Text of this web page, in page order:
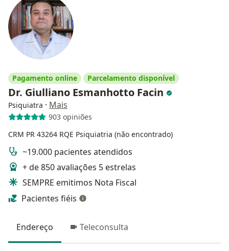
Pagamento online Parcelamento disponível
Dr. Giulliano Esmanhotto Facin
Psiquiatra · Mais
903 opiniões
CRM PR 43264 RQE Psiquiatria (não encontrado)
~19.000 pacientes atendidos
+ de 850 avaliações 5 estrelas
SEMPRE emitimos Nota Fiscal
Pacientes fiéis
Endereço Teleconsulta